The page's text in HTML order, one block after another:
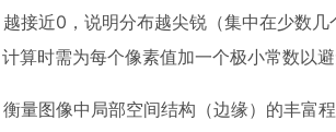
接近0，说明分布越尖锐（集中在少数
算时需为每个像素值加一个极小常数以
衡量图像中局部空间结构（边缘）的丰富